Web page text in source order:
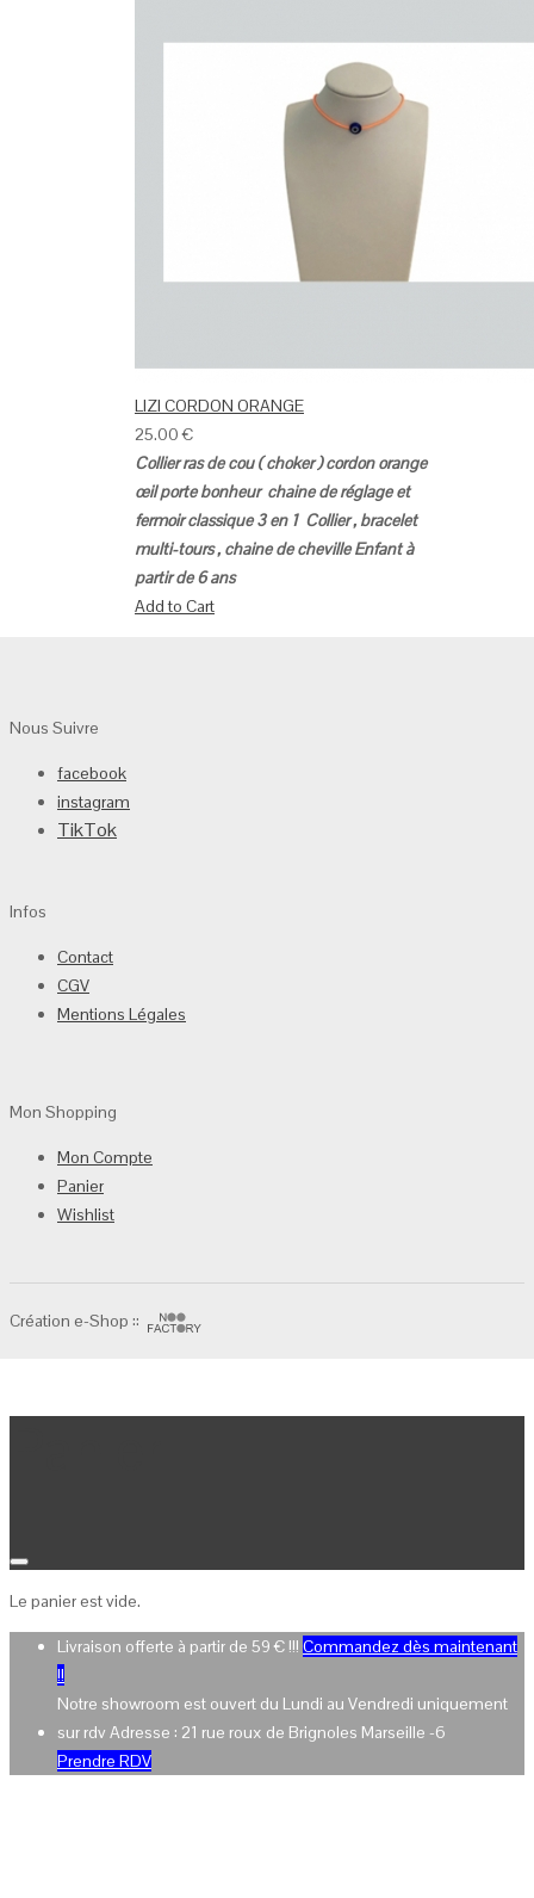
LIZI CORDON ORANGE
25.00€
Collier ras de cou ( choker ) cordon orange
œil porte bonheur chaine de réglage et
fermoir classique 3 en 1 Collier , bracelet
multi-tours , chaine de cheville Enfant à
partir de 6 ans
Add to Cart
Nous Suivre
facebook
instagram
TikTok
Infos
Contact
CGV
Mentions Légales
Mon Shopping
Mon Compte
Panier
Wishlist
Création e-Shop ::
Le panier est vide.
Livraison offerte à partir de 59 € !!! Commandez dès maintenant
!!
Notre showroom est ouvert du Lundi au Vendredi uniquement
sur rdv Adresse : 21 rue roux de Brignoles Marseille -6
Prendre RDV